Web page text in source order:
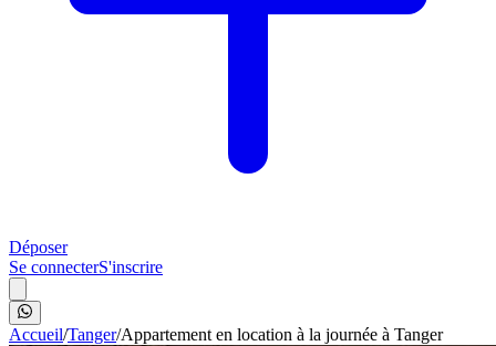
Déposer
Se connecterS'inscrire
Accueil/Tanger/Appartement en location à la journée à Tanger